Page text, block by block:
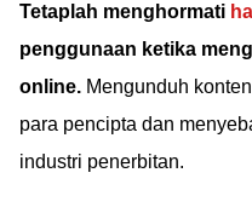
Tetaplah menghormati
penggunaan ketika
online. Mengunduh
para pencipta dan
industri penerbitan.